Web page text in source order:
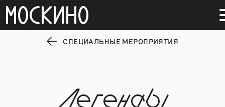
СПЕЦИАЛЬНЫЕ МЕРОПРИЯТИЯ
Легенды